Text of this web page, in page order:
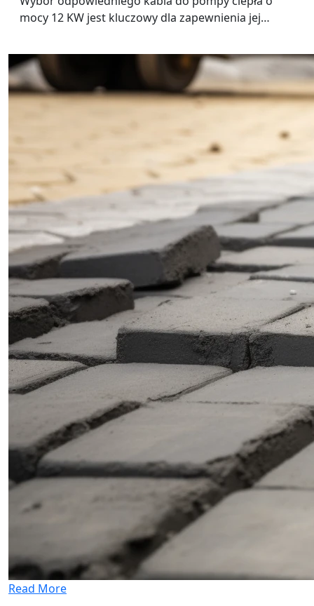
mocy 12 KW jest kluczowy dla zapewnienia jej…
Read More